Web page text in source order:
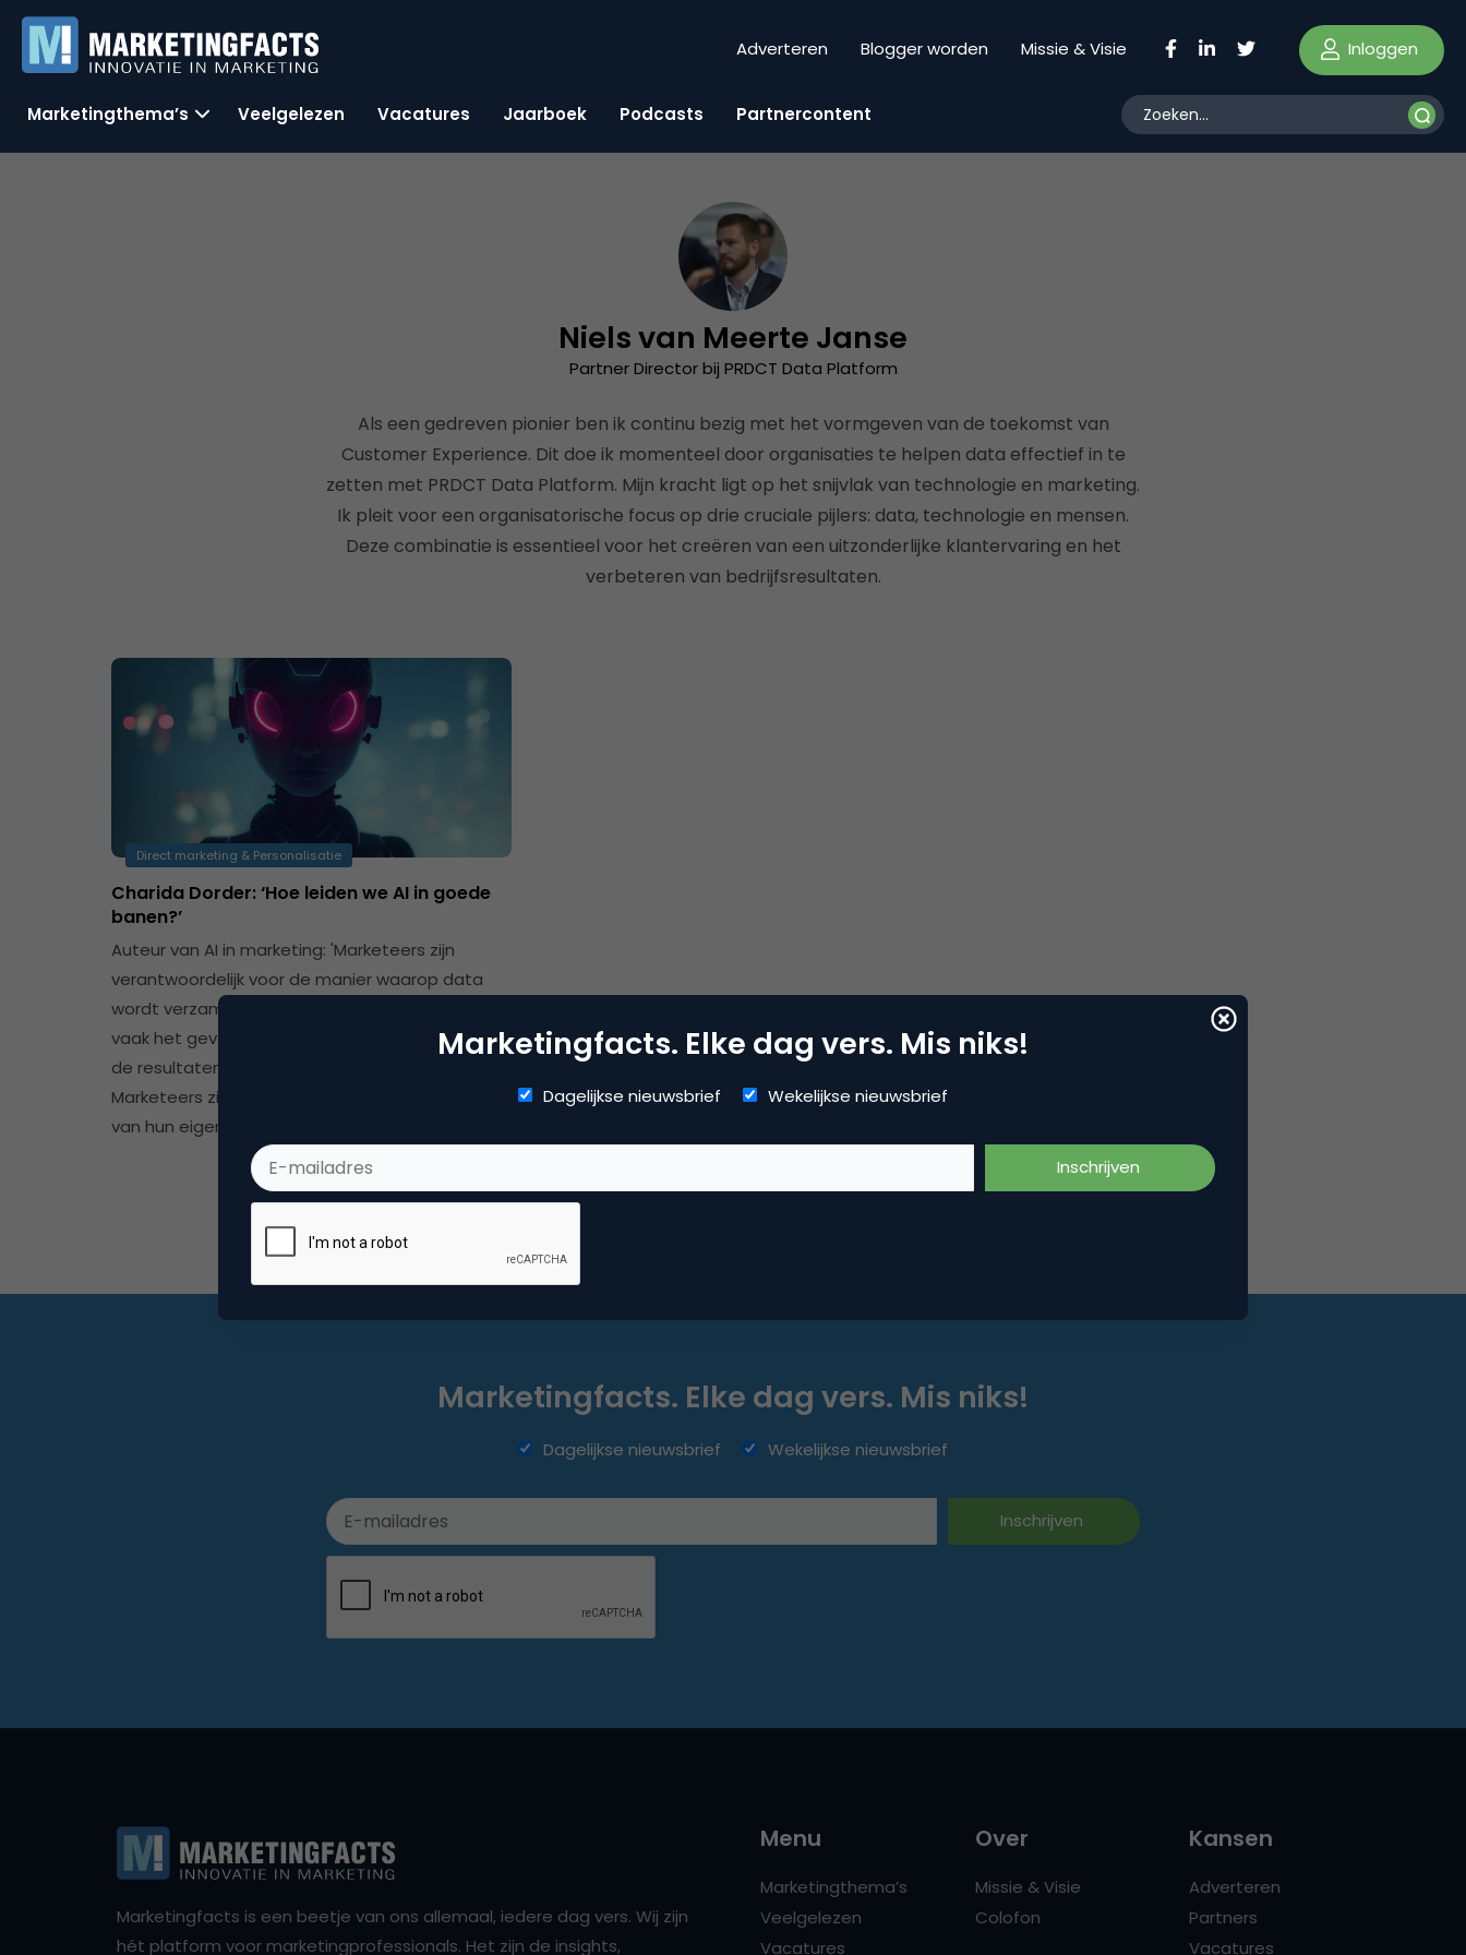
Adverteren Blogger worden Missie & Visie Inloggen
Marketingthema’s Veelgelezen Vacatures Jaarboek Podcasts Partnercontent
Niels van Meerte Janse
Partner Director bij PRDCT Data Platform
Als een gedreven pionier ben ik continu bezig met het vormgeven van de toekomst van
Customer Experience. Dit doe ik momenteel door organisaties te helpen data effectief in te
zetten met PRDCT Data Platform. Mijn kracht ligt op het snijvlak van technologie en marketing.
Ik pleit voor een organisatorische focus op drie cruciale pijlers: data, technologie en mensen.
Deze combinatie is essentieel voor het creëren van een uitzonderlijke klantervaring en het
verbeteren van bedrijfsresultaten.
Direct marketing & Personalisatie
Charida Dorder: ‘Hoe leiden we AI in goede
banen?’
Auteur van AI in marketing: 'Marketeers zijn
verantwoordelijk voor de manier waarop data
wordt verzameld. Als dit niet goed gebeurt - wat
vaak het geval is - wordt de data vervuild en zijn
de resultaten van de AI-modellen niet accuraat.
Marketeers zijn daarmee de grootste vervuilers
van hun eigen data.'
Marketingfacts. Elke dag vers. Mis niks!
Dagelijkse nieuwsbrief Wekelijkse nieuwsbrief
Marketingfacts. Elke dag vers. Mis niks!
Dagelijkse nieuwsbrief Wekelijkse nieuwsbrief
Marketingfacts is een beetje van ons allemaal, iedere dag vers. Wij zijn
hét platform voor marketingprofessionals. Het zijn de insights,
Menu
Marketingthema’s
Veelgelezen
Vacatures
Over
Missie & Visie
Colofon
Kansen
Adverteren
Partners
Vacatures